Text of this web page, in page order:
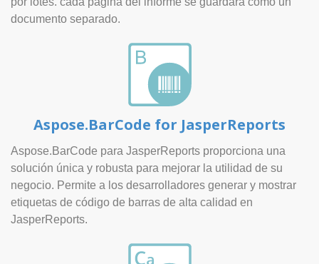
documento separado.
Aspose.BarCode for JasperReports
Aspose.BarCode para JasperReports proporciona una
solución única y robusta para mejorar la utilidad de su
negocio. Permite a los desarrolladores generar y mostrar
etiquetas de código de barras de alta calidad en
JasperReports.